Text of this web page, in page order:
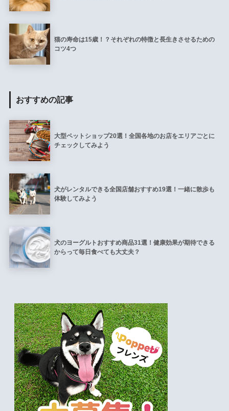
猫の寿命は15歳！？それぞれの特徴と長生きさせるための
コツ4つ
おすすめの記事
大型ペットショップ20選！全国各地のお店をエリアごとに
チェックしてみよう
犬がレンタルできる全国店舗おすすめ19選！一緒に散歩も
体験してみよう
犬のヨーグルトおすすめ商品31選！健康効果が期待できる
からって毎日食べても大丈夫？